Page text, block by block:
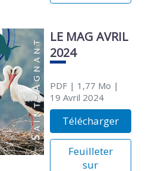
LE MAG AVRIL
2024
PDF| 1,77 Mo |
19 Avril 2024
Télécharger
Feuilleter
sur